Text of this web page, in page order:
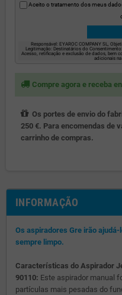
Aceito o tratamento dos meus
Responsável: EYAROC COMPANY SL,
Legitimação: Destinatários do
Acesso, retificação e exclusão de dados, bem
adicionais
Compre agora e receba
Os portes de envio do
250 €. Para encomendas de
carrinho de compras.
INFORMAÇÃO
Os aspiradores Gre irão
sempre limpo.
Características do Aspirador
90110: Este aspirador manual
partículas mais pesadas do